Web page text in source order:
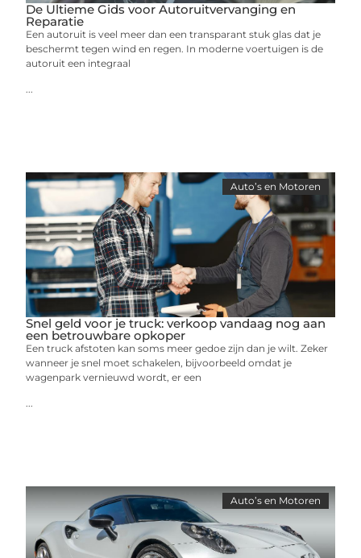
De Ultieme Gids voor Autoruitvervanging en
Reparatie
Een autoruit is veel meer dan een transparant stuk glas dat je
beschermt tegen wind en regen. In moderne voertuigen is de
autoruit een integraal
Auto’s en Motoren
Snel geld voor je truck: verkoop vandaag nog aan
een betrouwbare opkoper
Een truck afstoten kan soms meer gedoe zijn dan je wilt. Zeker
wanneer je snel moet schakelen, bijvoorbeeld omdat je
wagenpark vernieuwd wordt, er een
Auto’s en Motoren